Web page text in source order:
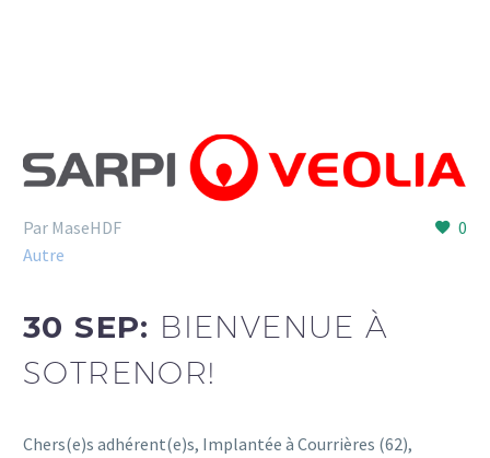
0
Par MaseHDF
Autre
30 SEP: BIENVENUE À
SOTRENOR!
Chers(e)s adhérent(e)s, Implantée à Courrières (62),